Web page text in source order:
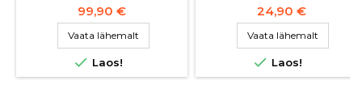
99,90 €
Vaata lähemalt
 Laos!
24,90 €
Vaata lähemalt
 Laos!